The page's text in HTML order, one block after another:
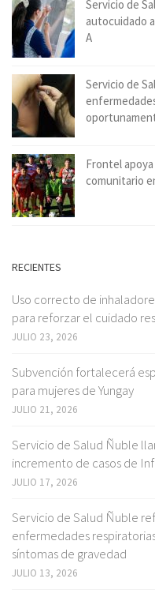
Servicio de
autocuidado
A
Servicio de
Frontel
comunitario
RECIENTES
Uso correcto de
para reforzar el cuidado
JULIO 23, 2026
Subvención fortalecerá
para mujeres de Yungay
JULIO 21, 2026
Servicio de Salud Ñuble
incremento de casos de
JULIO 17, 2026
Servicio de Salud Ñuble
enfermedades
síntomas de gravedad
JULIO 13, 2026